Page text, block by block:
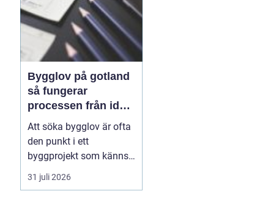
Bygglov på gotland
så fungerar
processen från idé
till godkänt beslut
Att söka bygglov är ofta
den punkt i ett
byggprojekt som känns
mest osäker. Frågorna
hopar sig: vilka
31 juli 2026